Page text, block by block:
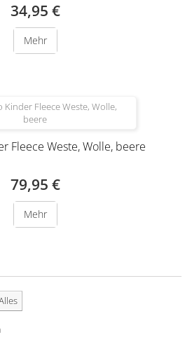
34,95 €
Mehr
Fleece Weste, Wolle, beere
79,95 €
Mehr